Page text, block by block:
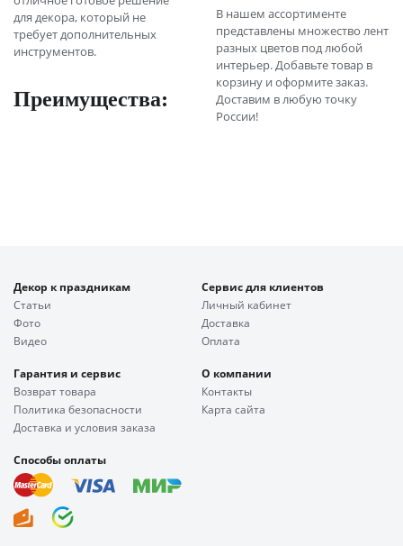
для декора, который не
требует дополнительных
инструментов.
Преимущества:
В нашем ассортименте
представлены множество лент
разных цветов под любой
интерьер. Добавьте товар в
корзину и оформите заказ.
Доставим в любую точку
России!
Декор к праздникам
Статьи
Фото
Видео
Сервис для клиентов
Личный кабинет
Доставка
Оплата
Гарантия и сервис
Возврат товара
Политика безопасности
Доставка и условия заказа
О компании
Контакты
Карта сайта
Способы оплаты